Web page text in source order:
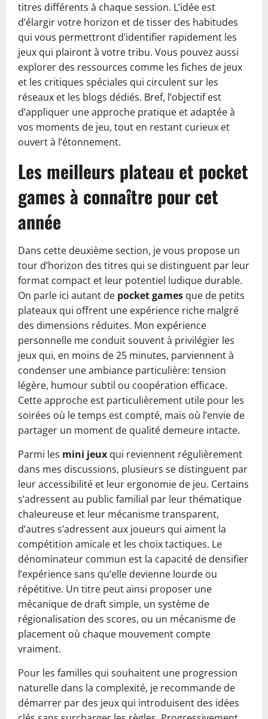
titres différents à chaque session. L’idée est
d’élargir votre horizon et de tisser des habitudes
qui vous permettront d’identifier rapidement les
jeux qui plairont à votre tribu. Vous pouvez aussi
explorer des ressources comme les fiches de jeux
et les critiques spéciales qui circulent sur les
réseaux et les blogs dédiés. Bref, l’objectif est
d’appliquer une approche pratique et adaptée à
vos moments de jeu, tout en restant curieux et
ouvert à l’étonnement.
Les meilleurs plateau et pocket
games à connaître pour cet
année
Dans cette deuxième section, je vous propose un
tour d’horizon des titres qui se distinguent par leur
format compact et leur potentiel ludique durable.
On parle ici autant de pocket games que de petits
plateaux qui offrent une expérience riche malgré
des dimensions réduites. Mon expérience
personnelle me conduit souvent à privilégier les
jeux qui, en moins de 25 minutes, parviennent à
condenser une ambiance particulière: tension
légère, humour subtil ou coopération efficace.
Cette approche est particulièrement utile pour les
soirées où le temps est compté, mais où l’envie de
partager un moment de qualité demeure intacte.
Parmi les mini jeux qui reviennent régulièrement
dans mes discussions, plusieurs se distinguent par
leur accessibilité et leur ergonomie de jeu. Certains
s’adressent au public familial par leur thématique
chaleureuse et leur mécanisme transparent,
d’autres s’adressent aux joueurs qui aiment la
compétition amicale et les choix tactiques. Le
dénominateur commun est la capacité de densifier
l’expérience sans qu’elle devienne lourde ou
répétitive. Un titre peut ainsi proposer une
mécanique de draft simple, un système de
régionalisation des scores, ou un mécanisme de
placement où chaque mouvement compte
vraiment.
Pour les familles qui souhaitent une progression
naturelle dans la complexité, je recommande de
démarrer par des jeux qui introduisent des idées